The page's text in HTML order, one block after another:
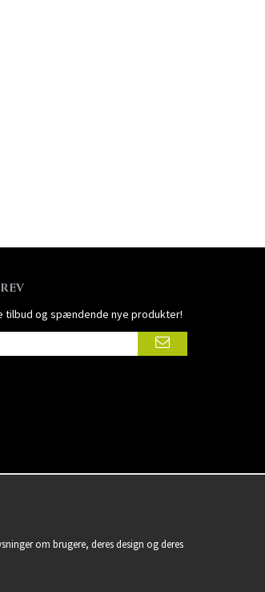
tilbud og spændende nye produkter!
om brugere, deres design og deres